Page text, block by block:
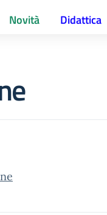
Novità Didattica